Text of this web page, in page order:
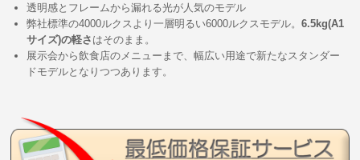
透明感とフレームから漏れる光が人気のモデル
弊社標準の4000ルクスより一層明るい6000ルクスモデル。6.5kg(A1
サイズ)の軽さ はそのまま。
展示会から飲食店のメニューまで、幅広い用途で新たなスタンダー
ドモデルとなりつつあります。